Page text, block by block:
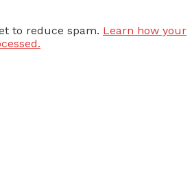
to reduce spam. Learn how your